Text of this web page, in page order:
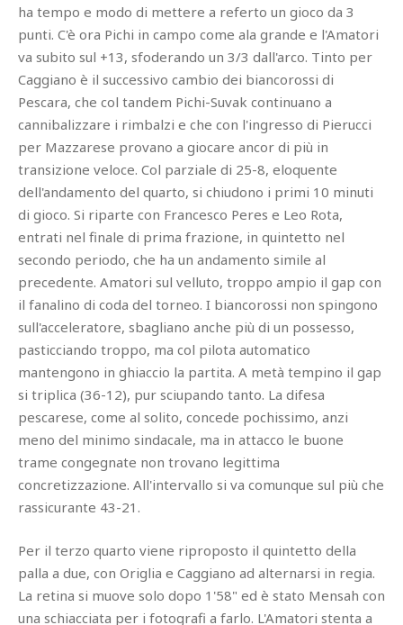
ha tempo e modo di mettere a referto un gioco da 3
punti. C'è ora Pichi in campo come ala grande e l'Amatori
va subito sul +13, sfoderando un 3/3 dall'arco. Tinto per
Caggiano è il successivo cambio dei biancorossi di
Pescara, che col tandem Pichi-Suvak continuano a
cannibalizzare i rimbalzi e che con l'ingresso di Pierucci
per Mazzarese provano a giocare ancor di più in
transizione veloce. Col parziale di 25-8, eloquente
dell'andamento del quarto, si chiudono i primi 10 minuti
di gioco. Si riparte con Francesco Peres e Leo Rota,
entrati nel finale di prima frazione, in quintetto nel
secondo periodo, che ha un andamento simile al
precedente. Amatori sul velluto, troppo ampio il gap con
il fanalino di coda del torneo. I biancorossi non spingono
sull'acceleratore, sbagliano anche più di un possesso,
pasticciando troppo, ma col pilota automatico
mantengono in ghiaccio la partita. A metà tempino il gap
si triplica (36-12), pur sciupando tanto. La difesa
pescarese, come al solito, concede pochissimo, anzi
meno del minimo sindacale, ma in attacco le buone
trame congegnate non trovano legittima
concretizzazione. All'intervallo si va comunque sul più che
rassicurante 43-21.
Per il terzo quarto viene riproposto il quintetto della
palla a due, con Origlia e Caggiano ad alternarsi in regia.
La retina si muove solo dopo 1'58" ed è stato Mensah con
una schiacciata per i fotografi a farlo. L'Amatori stenta a